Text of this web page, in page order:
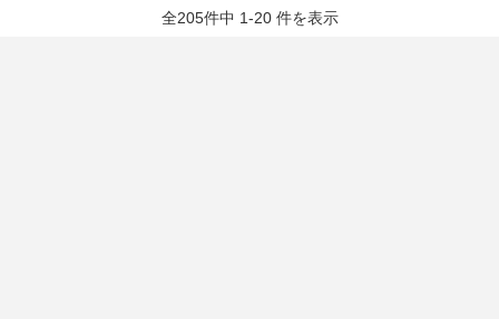
全205件中 1-20 件を表示